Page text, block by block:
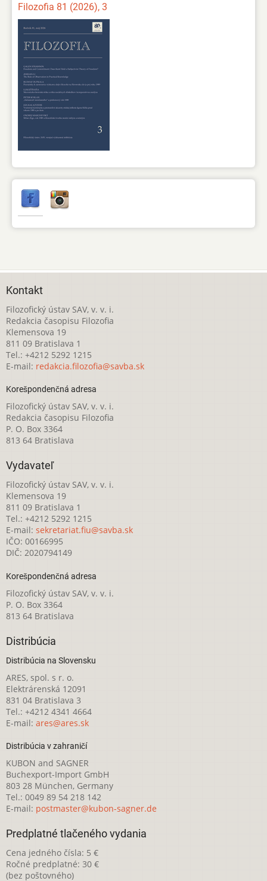
Filozofia 81 (2026), 3
Kontakt
Filozofický ústav SAV, v. v. i.
Redakcia časopisu Filozofia
Klemensova 19
811 09 Bratislava 1
Tel.: +4212 5292 1215
E-mail: redakcia.filozofia@savba.sk
Korešpondenčná adresa
Filozofický ústav SAV, v. v. i.
Redakcia časopisu Filozofia
P. O. Box 3364
813 64 Bratislava
Vydavateľ
Filozofický ústav SAV, v. v. i.
Klemensova 19
811 09 Bratislava 1
Tel.: +4212 5292 1215
E-mail: sekretariat.fiu@savba.sk
IČO: 00166995
DIČ: 2020794149
Korešpondenčná adresa
Filozofický ústav SAV, v. v. i.
P. O. Box 3364
813 64 Bratislava
Distribúcia
Distribúcia na Slovensku
ARES, spol. s r. o.
Elektrárenská 12091
831 04 Bratislava 3
Tel.: +4212 4341 4664
E-mail: ares@ares.sk
Distribúcia v zahraničí
KUBON and SAGNER
Buchexport-Import GmbH
803 28 München, Germany
Tel.: 0049 89 54 218 142
E-mail: postmaster@kubon-sagner.de
Predplatné tlačeného vydania
Cena jedného čísla: 5 €
Ročné predplatné: 30 €
(bez poštovného)